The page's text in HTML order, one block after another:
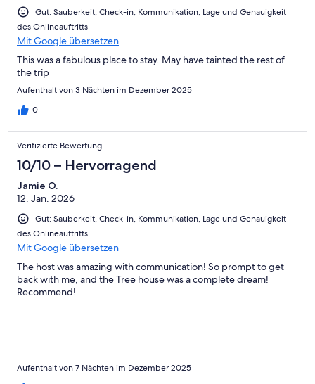
Ungenügend
Gut: Sauberkeit, Check-in, Kommunikation, Lage und Genauigkeit
des Onlineauftritts
Mit Google übersetzen
This was a fabulous place to stay. May have tainted the rest of
the trip
Aufenthalt von 3 Nächten im Dezember 2025
0
Verifizierte Bewertung
10/10 – Hervorragend
Jamie O.
12. Jan. 2026
Gut: Sauberkeit, Check-in, Kommunikation, Lage und Genauigkeit
des Onlineauftritts
Mit Google übersetzen
The host was amazing with communication! So prompt to get
back with me, and the Tree house was a complete dream!
Recommend!
Aufenthalt von 7 Nächten im Dezember 2025